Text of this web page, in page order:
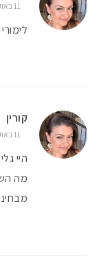
11 באוקטובר 2010 AT 12:10
קורין
11 באוקטובר 2010 AT 12:11
היי
מה